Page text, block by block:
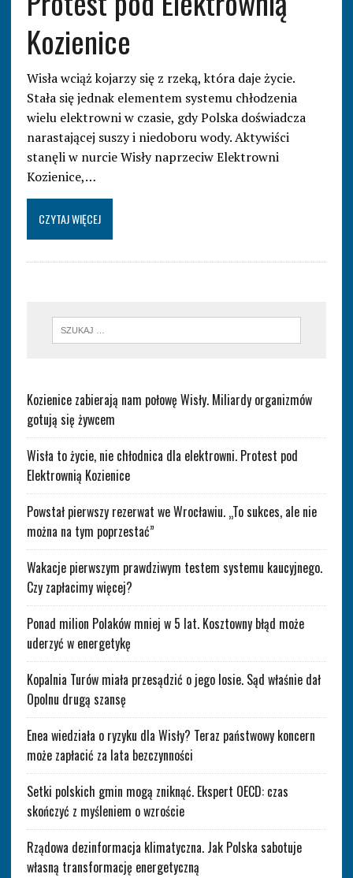
Kozienice
Wisła wciąż kojarzy się z rzeką, która daje życie.
Stała się jednak elementem systemu chłodzenia
wielu elektrowni w czasie, gdy Polska doświadcza
narastającej suszy i niedoboru wody. Aktywiści
stanęli w nurcie Wisły naprzeciw Elektrowni
Kozienice,…
CZYTAJ WIĘCEJ
Kozienice zabierają nam połowę Wisły. Miliardy organizmów
gotują się żywcem
Wisła to życie, nie chłodnica dla elektrowni. Protest pod
Elektrownią Kozienice
Powstał pierwszy rezerwat we Wrocławiu. „To sukces, ale nie
można na tym poprzestać”
Wakacje pierwszym prawdziwym testem systemu kaucyjnego.
Czy zapłacimy więcej?
Ponad milion Polaków mniej w 5 lat. Kosztowny błąd może
uderzyć w energetykę
Kopalnia Turów miała przesądzić o jego losie. Sąd właśnie dał
Opolnu drugą szansę
Enea wiedziała o ryzyku dla Wisły? Teraz państwowy koncern
może zapłacić za lata bezczynności
Setki polskich gmin mogą zniknąć. Ekspert OECD: czas
skończyć z myśleniem o wzroście
Rządowa dezinformacja klimatyczna. Jak Polska sabotuje
własną transformację energetyczną